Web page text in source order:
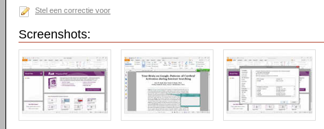
Stel een correctie voor
Screenshots: